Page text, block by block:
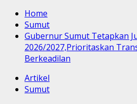
Home
Sumut
Gubernur Sumut Tetapkan
2026/2027,Prioritaskan
Berkeadilan
Artikel
Sumut